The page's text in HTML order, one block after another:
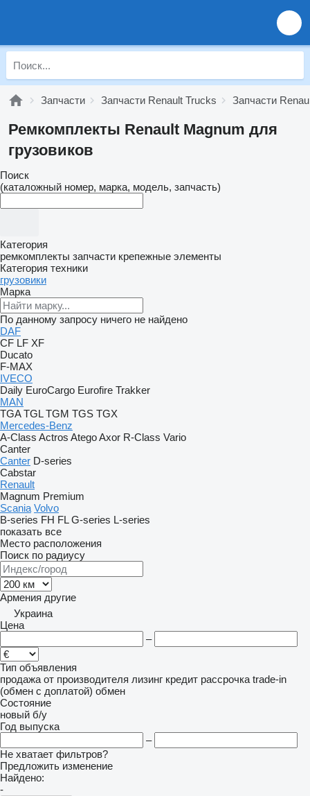
Запчасти Запчасти Renault Trucks Запчасти
Ремкомплекты Renault Magnum для
грузовиков
Поиск
(каталожный номер, марка, модель, запчасть)
Категория
ремкомплекты запчасти крепежные элементы
Категория техники
грузовики
Марка
По данному запросу ничего не найдено
DAF
CF LF XF
Ducato
F-MAX
IVECO
Daily EuroCargo Eurofire Trakker
MAN
TGA TGL TGM TGS TGX
Mercedes-Benz
A-Class Actros AtegoAxor R-Class Vario
Canter
Canter D-series
Cabstar
Renault
Magnum Premium
Scania Volvo
B-series FH FL G-series L-series
показать все
Место расположения
Поиск по радиусу
Армения другие
Украина
Цена
–
Тип объявления
продажа от производителя лизинг кредит рассрочка trade-in
(обмен с доплатой) обмен
Состояние
новый б/у
Год выпуска
–
Не хватает фильтров?
Предложить изменение
Найдено:
-